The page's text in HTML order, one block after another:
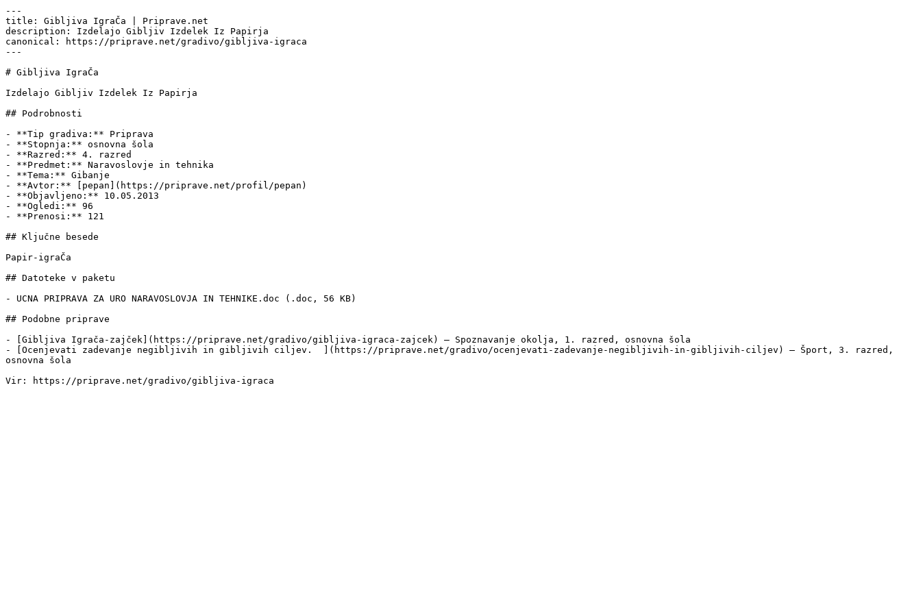
---
title: Gibljiva IgraČa | Priprave.net
description: Izdelajo Gibljiv Izdelek Iz Papirja
canonical: https://priprave.net/gradivo/gibljiva-igraca
---
# Gibljiva IgraČa
Izdelajo Gibljiv Izdelek Iz Papirja
## Podrobnosti
- **Tip gradiva:** Priprava
- **Stopnja:** osnovna šola
- **Razred:** 4. razred
- **Predmet:** Naravoslovje in tehnika
- **Tema:** Gibanje
- **Avtor:** [pepan](https://priprave.net/profil/pepan)
- **Objavljeno:** 10.05.2013
- **Ogledi:** 96
- **Prenosi:** 121
## Ključne besede
Papir-igraČa
## Datoteke v paketu
- UCNA PRIPRAVA ZA URO NARAVOSLOVJA IN TEHNIKE.doc (.doc, 56 KB)
## Podobne priprave
- [Gibljiva Igrača-zajček](https://priprave.net/gradivo/gibljiva-igraca-zajcek) — Spoznavanje okolja, 1. razred, osnovna šola
- [Ocenjevati zadevanje negibljivih in gibljivih ciljev.  ](https://priprave.net/gradivo/ocenjevati-zadevanje-negibljivih-in-gibljivih-ciljev) — Šport, 3. razred,
osnovna šola